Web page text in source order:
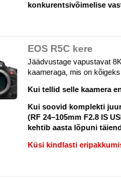
konkurentsivõimelise
EOS R5C kere
Jäädvustage vapustavat
kaameraga, mis on
Kui tellid selle kaamera
Kui soovid komplekti
(RF 24–105mm F2.8 IS
kehtib aasta lõpuni
Küsi kindlasti